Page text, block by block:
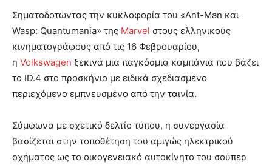
Σηματοδοτώντας την κυκλοφορία του «Ant-Man και
Wasp: Quantumania» της Marvel στους ελληνικούς
κινηματογράφους από τις 16 Φεβρουαρίου,
η Volkswagen ξεκινά μια παγκόσμια καμπάνια που βάζει
το ID.4 στο προσκήνιο με ειδικά σχεδιασμένο
περιεχόμενο εμπνευσμένο από την ταινία.
Σύμφωνα με σχετικό δελτίο τύπου, η συνεργασία
βασίζεται στην τοποθέτηση του αμιγώς ηλεκτρικού
οχήματος ως το οικογενειακό αυτοκίνητο του σούπερ